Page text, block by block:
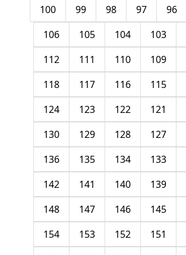
96
97
98
99
100
103
104
105
106
109
110
111
112
115
116
117
118
121
122
123
124
127
128
129
130
133
134
135
136
139
140
141
142
145
146
147
148
151
152
153
154